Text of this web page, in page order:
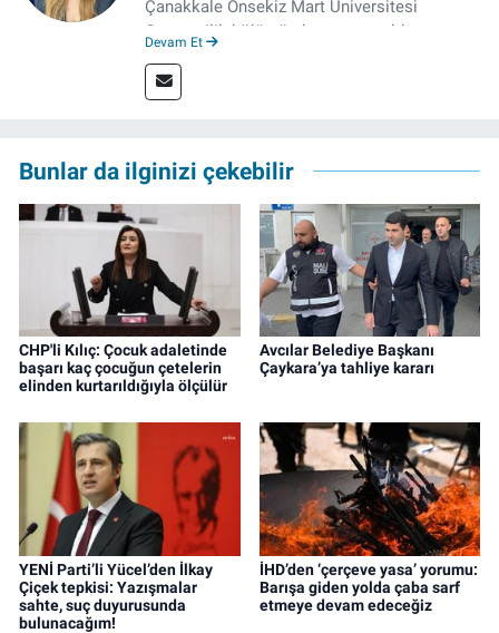
Çanakkale Onsekiz Mart Üniversitesi
Gazetecilik bölümünden mezun oldu.
Yüksek Lisansına devam eden gazeteci, 2022
yılında İzmir’de mesleğe başladı. Meslek
hayatına ise izgazete.net’te haber editörü
olarak devam ediyor.
Devam Et
Bunlar da ilginizi çekebilir
CHP'li Kılıç: Çocuk adaletinde
başarı kaç çocuğun çetelerin
elinden kurtarıldığıyla ölçülür
Avcılar Belediye Başkanı
Çaykara’ya tahliye kararı
YENİ Parti’li Yücel’den İlkay
Çiçek tepkisi: Yazışmalar
sahte, suç duyurusunda
bulunacağım!
İHD’den ‘çerçeve yasa’ yorumu:
Barışa giden yolda çaba sarf
etmeye devam edeceğiz